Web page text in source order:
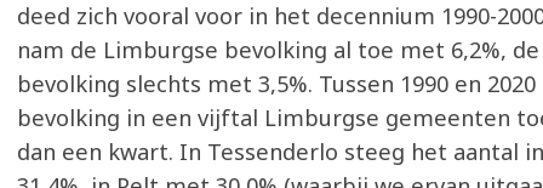
deed zich vooral voor in het decennium 1990-
nam de Limburgse bevolking al toe met 6,2%, de
bevolking slechts met 3,5%. Tussen 1990 en
bevolking in een vijftal Limburgse gemeenten
dan een kwart. In Tessenderlo steeg het aantal